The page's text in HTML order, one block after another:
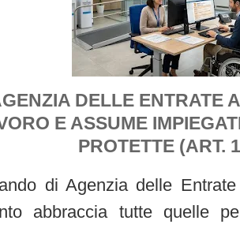
DELLE ENTRATE
E ASSUME
PROTETTE (ART.
di Agenzia delle
abbraccia tutte quelle